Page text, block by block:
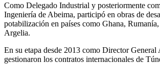
Como Delegado Industrial y posteriormente
Ingeniería de Abeima, participó en obras de
potabilización en países como Ghana,
Argelia.
En su etapa desde 2013 como Director
gestionaron los contratos internacionales de